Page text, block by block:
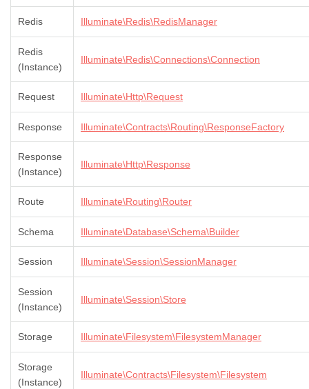
Redis Illuminate\Redis\RedisManager
Redis
(Instance)
Illuminate\Redis\Connections\Connection
Request Illuminate\Http\Request
Response Illuminate\Contracts\Routing\ResponseFactory
Response
(Instance)
Illuminate\Http\Response
Route Illuminate\Routing\Router
Schema Illuminate\Database\Schema\Builder
Session Illuminate\Session\SessionManager
Session
(Instance)
Illuminate\Session\Store
Storage Illuminate\Filesystem\FilesystemManager
Storage
(Instance)
Illuminate\Contracts\Filesystem\Filesystem